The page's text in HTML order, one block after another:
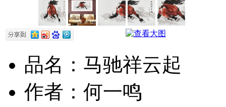
品名：马驰祥云起
作者：何一鸣